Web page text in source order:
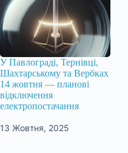
У Павлограді, Тернівці,
Шахтарському та Вербках
14 жовтня — планові
відключення
електропостачання
13 Жовтня, 2025